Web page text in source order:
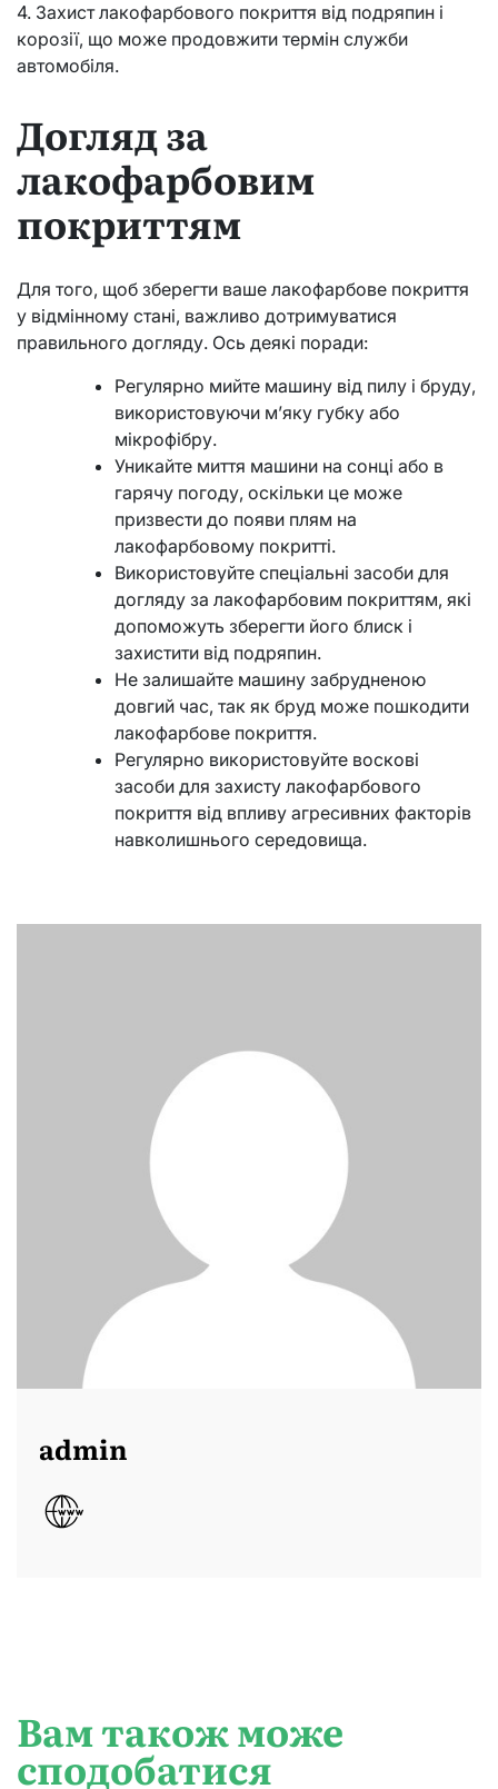
4. Захист лакофарбового покриття від подряпин і
корозії, що може продовжити термін служби
автомобіля.
Догляд за
лакофарбовим
покриттям
Для того, щоб зберегти ваше лакофарбове покриття
у відмінному стані, важливо дотримуватися
правильного догляду. Ось деякі поради:
Регулярно мийте машину від пилу і бруду,
використовуючи м’яку губку або
мікрофібру.
Уникайте миття машини на сонці або в
гарячу погоду, оскільки це може
призвести до появи плям на
лакофарбовому покритті.
Використовуйте спеціальні засоби для
догляду за лакофарбовим покриттям, які
допоможуть зберегти його блиск і
захистити від подряпин.
Не залишайте машину забрудненою
довгий час, так як бруд може пошкодити
лакофарбове покриття.
Регулярно використовуйте воскові
засоби для захисту лакофарбового
покриття від впливу агресивних факторів
навколишнього середовища.
admin
Вам також може
сподобатися